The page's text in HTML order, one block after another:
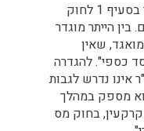
מוסד ללא כוונת רווח ("מלכ"ר") מוגדר בסעיף 1 לחוק
הייתר מוגדר
שאין
כספי". להגדרה
אינו נדרש לגבות
מספק במהלך
בחוק מס